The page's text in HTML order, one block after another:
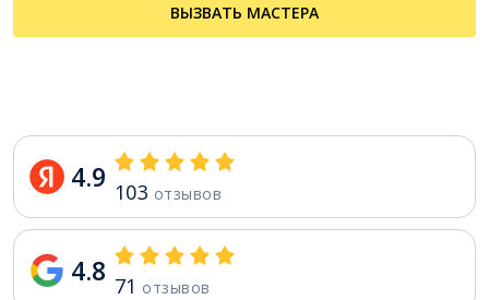
ВЫЗВАТЬ МАСТЕРА
4.9 103 отзывов
4.8 71 отзывов